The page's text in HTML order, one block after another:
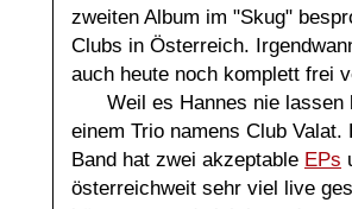
zweiten Album im "Skug"
Clubs in Österreich.
auch heute noch komplett frei
Weil es Hannes nie
einem Trio namens Club
Band hat zwei akzeptable EPs
österreichweit sehr viel live